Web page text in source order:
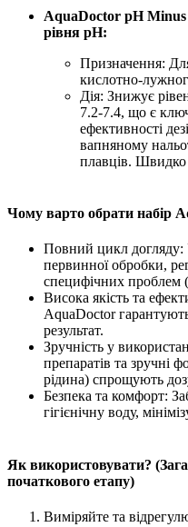
AquaDoctor pH Minus
рівня pH:
Призначення:
кислотно-
Дія: Знижує
7.2-7.4, що є
ефективності
вапняному
плавців. Швидко
Чому варто обрати набір
Повний цикл догляду:
первинної обробки,
специфічних проблем
Висока якість та
AquaDoctor
результат.
Зручність у
препаратів та зручні
рідина) спрощують
Безпека та комфорт:
гігієнічну воду,
Як використовувати?
початкового етапу)
Виміряйте та